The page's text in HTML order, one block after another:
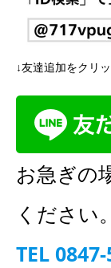
↓友達追加をクリ
お急ぎの
ください。
TEL